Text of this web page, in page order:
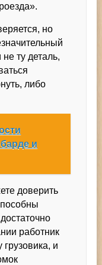
но
ту деталь,
либо
и
доверить
работник
и